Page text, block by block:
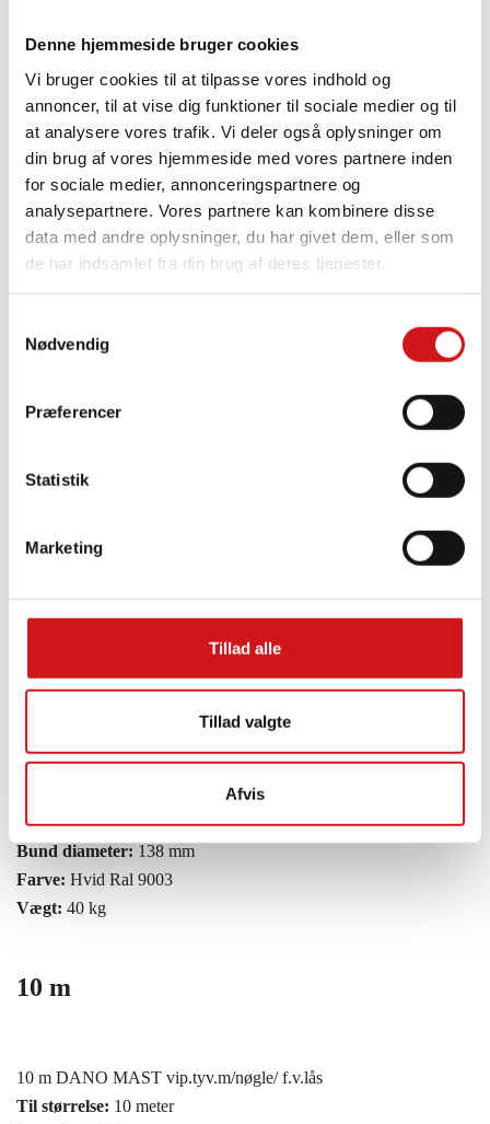
Denne hjemmeside bruger cookies
Vi bruger cookies til at tilpasse vores indhold og
annoncer, til at vise dig funktioner til sociale medier og til
at analysere vores trafik. Vi deler også oplysninger om
din brug af vores hjemmeside med vores partnere inden
for sociale medier, annonceringspartnere og
analysepartnere. Vores partnere kan kombinere disse
data med andre oplysninger, du har givet dem, eller som
de har indsamlet fra din brug af deres tjenester.
Nødvendig
Præferencer
Statistik
Marketing
Tillad alle
Tillad valgte
Afvis
7 m DANO MAST vip.tyv.m/nøgle/f.v.lås
Til størrelse:7 meter
Længde:700 cm
Top diameter: 50 mm
Bund diameter: 113 mm
Hvid Ral 9003
Vægt:
21,5 kg
Top diameter:
Farve:
Hvid Ral 9003
9 m DANO MAST vip.tyv.m/nøgle/f.ved lås
Til størrelse:9 meter
Top diameter:65 mm
Bund diameter: 138 mm
Farve: Hvid Ral 9003
Vægt: 40 kg
10 m
10 m DANO MAST vip.tyv.m/nøgle/ f.v.lås
Til størrelse: 10 meter